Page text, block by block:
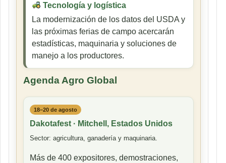
Tecnología y logística
La modernización de los datos del USDA y
las próximas ferias de campo acercarán
estadísticas, maquinaria y soluciones de
manejo a los productores.
Agenda Agro Global
18–20 de agosto
Dakotafest · Mitchell, Estados Unidos
Sector: agricultura, ganadería y maquinaria.
Más de 400 expositores, demostraciones,